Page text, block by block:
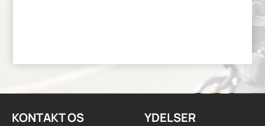
KONTAKT OS YDELSER